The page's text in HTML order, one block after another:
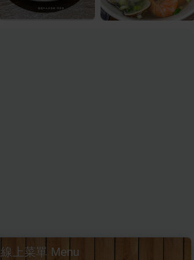
線上菜單 Menu